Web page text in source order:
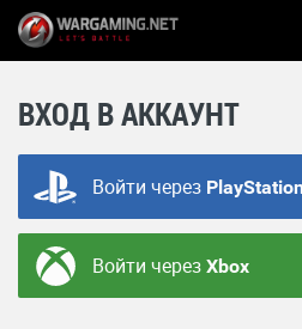
ВХОД В АККАУНТ
Войти через
Войти черезXbox